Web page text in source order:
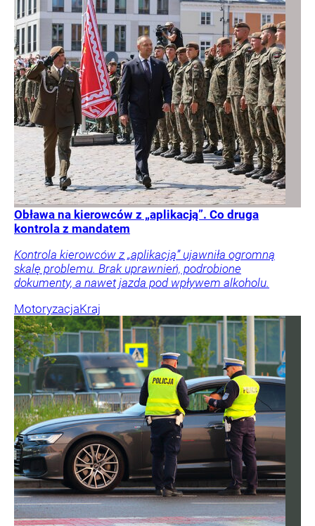
Obława na kierowców z „aplikacją”. Co druga
kontrola z mandatem
Kontrola kierowców z „aplikacją” ujawniła ogromną
skalę problemu. Brak uprawnień, podrobione
dokumenty, a nawet jazda pod wpływem alkoholu.
MotoryzacjaKraj